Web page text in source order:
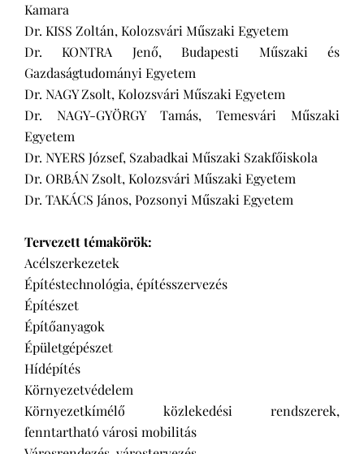
Kamara
Dr. KISS Zoltán, Kolozsvári Műszaki Egyetem
Dr. KONTRA Jenő, Budapesti Műszaki és
Gazdaságtudományi Egyetem
Dr. NAGY Zsolt, Kolozsvári Műszaki Egyetem
Dr. NAGY-GYÖRGY Tamás, Temesvári Műszaki
Egyetem
Dr. NYERS József, Szabadkai Műszaki Szakfőiskola
Dr. ORBÁN Zsolt, Kolozsvári Műszaki Egyetem
Dr. TAKÁCS János, Pozsonyi Műszaki Egyetem
Tervezett témakörök:
Acélszerkezetek
Építéstechnológia, építésszervezés
Építészet
Építőanyagok
Épületgépészet
Hídépítés
Környezetvédelem
Környezetkímélő közlekedési rendszerek,
fenntartható városi mobilitás